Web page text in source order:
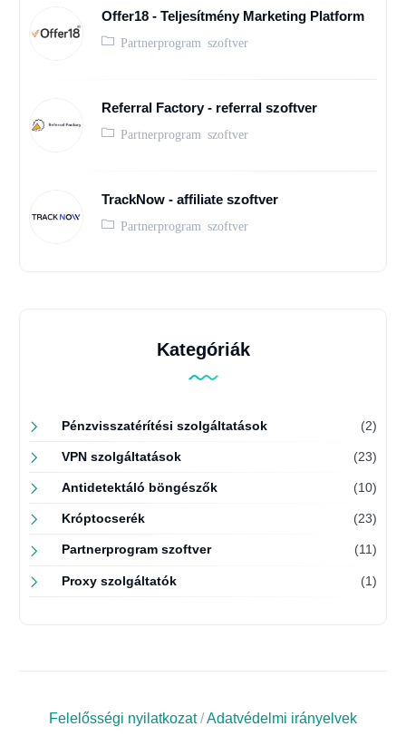
Offer18 - Teljesítmény Marketing Platform
Partnerprogram szoftver
Referral Factory - referral szoftver
Partnerprogram szoftver
TrackNow - affiliate szoftver
Partnerprogram szoftver
Kategóriák
Pénzvisszatérítési szolgáltatások (2)
VPN szolgáltatások (23)
Antidetektáló böngészők (10)
Króptocserék (23)
Partnerprogram szoftver (11)
Proxy szolgáltatók (1)
Felelősségi nyilatkozat/Adatvédelmi irányelvek